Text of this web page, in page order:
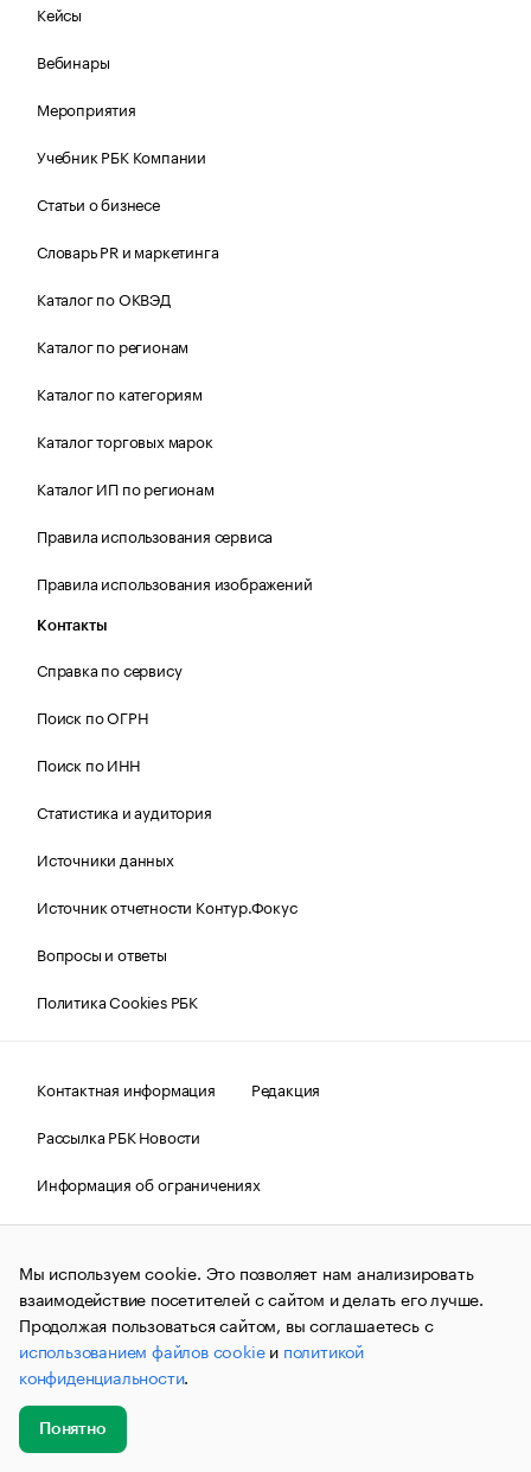
Кейсы
Вебинары
Мероприятия
Учебник РБК Компании
Статьи о бизнесе
Словарь PR и маркетинга
Каталог по ОКВЭД
Каталог по регионам
Каталог по категориям
Каталог торговых марок
Каталог ИП по регионам
Правила использования сервиса
Правила использования изображений
Контакты
Справка по сервису
Поиск по ОГРН
Поиск по ИНН
Статистика и аудитория
Источники данных
Источник отчетности Контур.Фокус
Вопросы и ответы
Политика Cookies РБК
Контактная информация
Редакция
Рассылка РБК Новости
Информация об ограничениях
Правовая информация
О соблюдении авторских прав
© АО «РОСБИЗНЕСКОНСАЛТИНГ»,1995–2026.Сообщения
и материалы информационного агентства «РБК»
(зарегистрировано Федеральной службой по надзору в сфере
связи, информационных технологий и массовых
коммуникаций (Роскомнадзор) 09.12.2015 за номером ИА
№ФС77-63848) сопровождаются пометкой «РБК». Отдельные
публикации могут содержать информацию,
не предназначенную для пользователей
до 18 лет.
Мы используем cookie. Это позволяет нам анализировать
взаимодействие посетителей с сайтом и делать его лучше.
Продолжая пользоваться сайтом, вы соглашаетесь с
использованием файлов cookieи политикой
конфиденциальности.
Понятно